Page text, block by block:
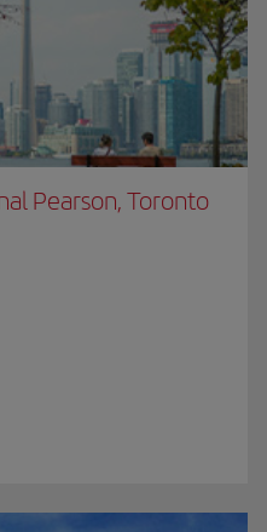
Pearson, Toronto